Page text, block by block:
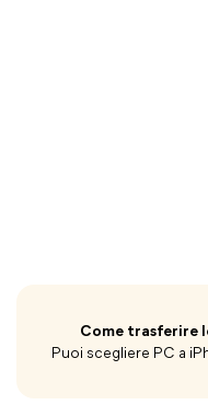
Come trasferire
Puoi scegliere PC a